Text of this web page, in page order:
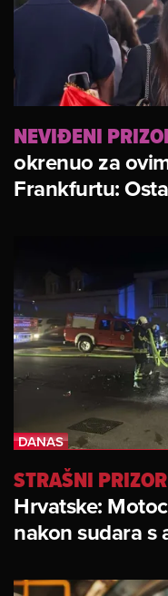
NEVIĐENI
okrenuo za
Frankfurtu:
STRAŠNI
Hrvatske:
nakon sudara s